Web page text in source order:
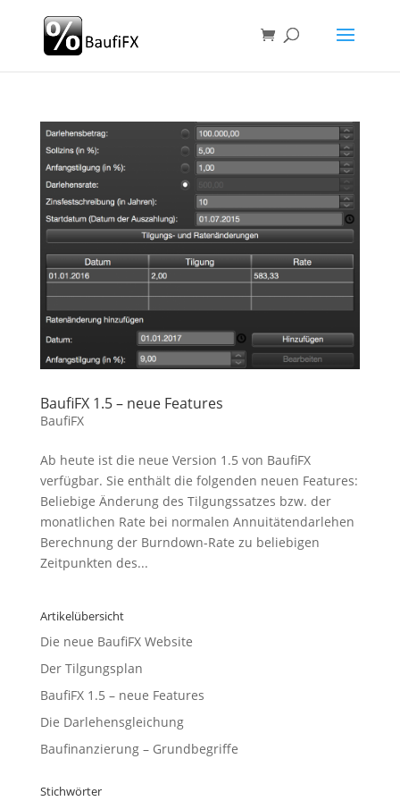
BaufiFX 1.5 – neue Features
BaufiFX
Ab heute ist die neue Version 1.5 von BaufiFX
verfügbar. Sie enthält die folgenden neuen Features:
Beliebige Änderung des Tilgungssatzes bzw. der
monatlichen Rate bei normalen Annuitätendarlehen
Berechnung der Burndown-Rate zu beliebigen
Zeitpunkten des...
Artikelübersicht
Die neue BaufiFX Website
Der Tilgungsplan
BaufiFX 1.5 – neue Features
Die Darlehensgleichung
Baufinanzierung – Grundbegriffe
Stichwörter